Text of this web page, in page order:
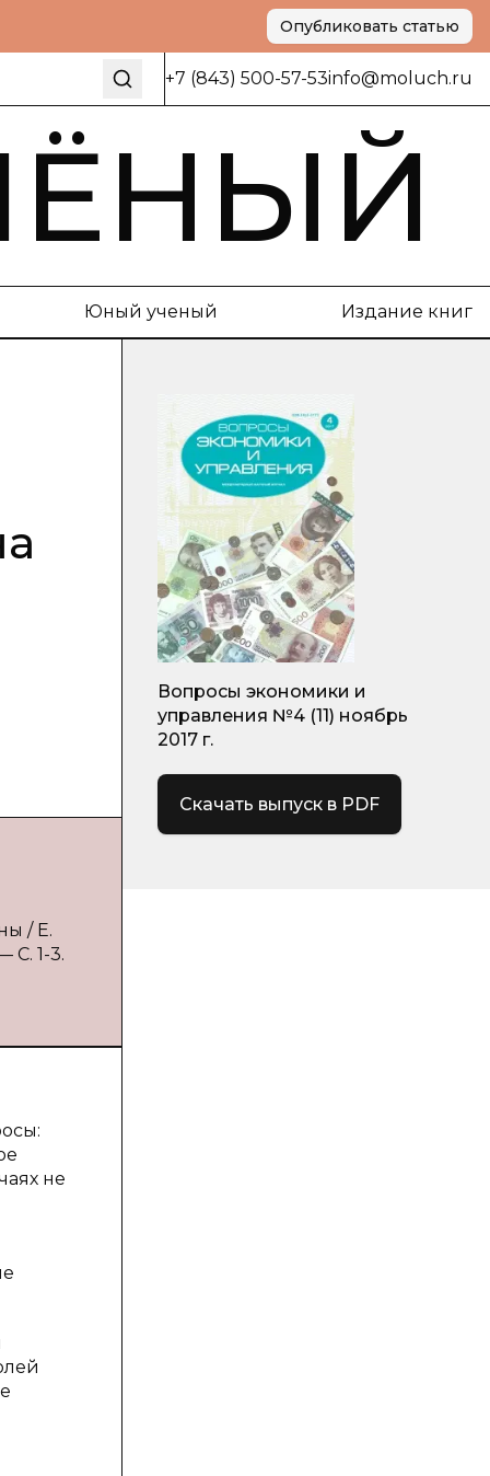
Опубликовать статью
+7 (843) 500-57-53info@moluch.ru
Юный ученый Издание книг
/ Е.
С. 1-3.
не
Вопросы экономики и
управления №4 (11) ноябрь
2017 г.
Скачать выпуск в PDF